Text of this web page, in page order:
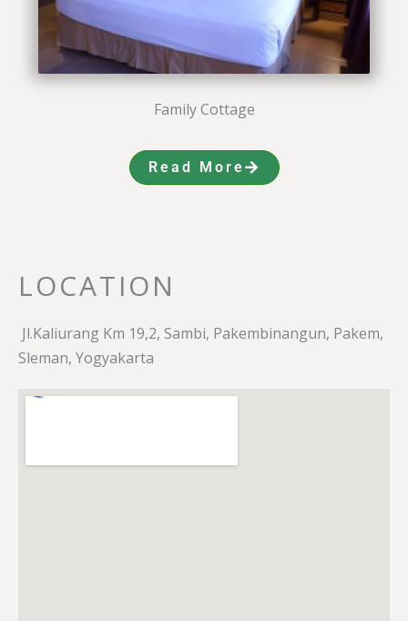
Family Cottage
Read More
LOCATION
Jl.Kaliurang Km 19,2, Sambi, Pakembinangun, Pakem,
Sleman, Yogyakarta